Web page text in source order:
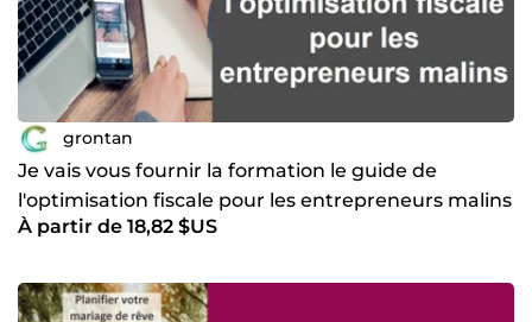
grontan
Je vais vous fournir la formation le guide de
l'optimisation fiscale pour les entrepreneurs malins
À partir de 18,82 $US